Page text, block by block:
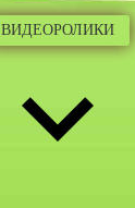
ВИДЕОРОЛИКИ